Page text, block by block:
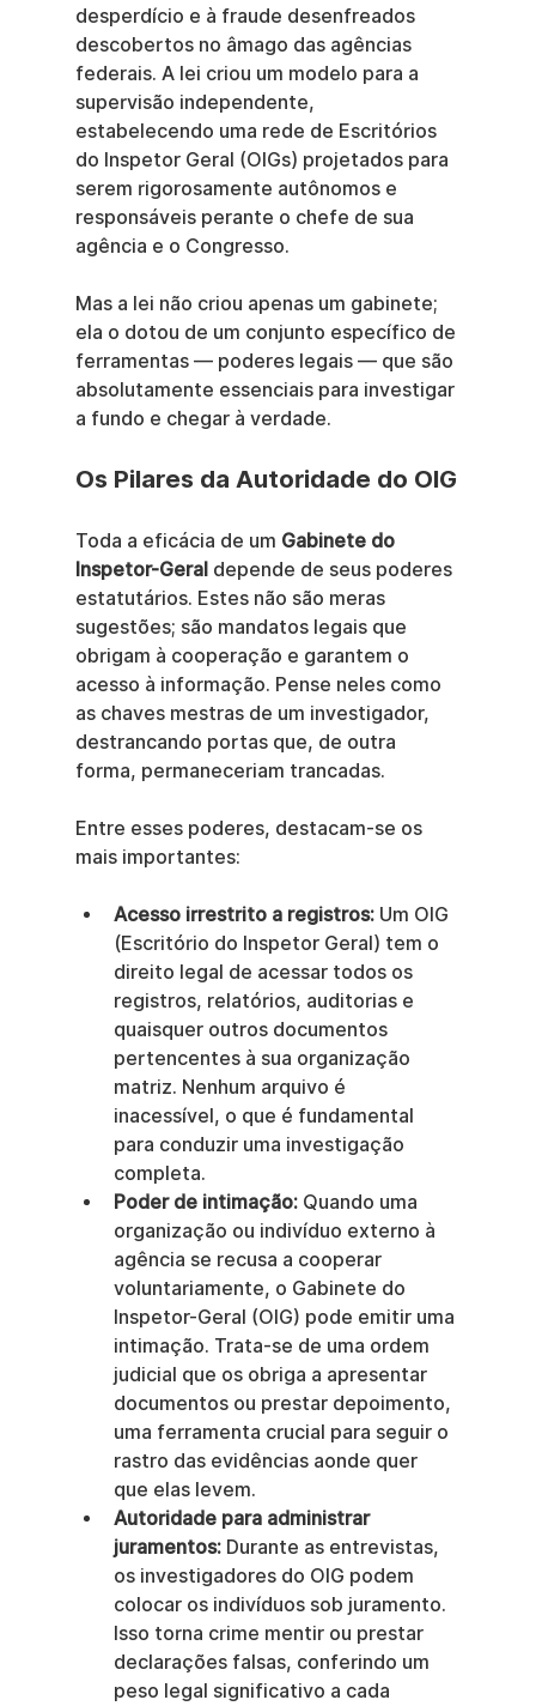
desperdício e à fraude desenfreados
descobertos no âmago das agências
federais. A lei criou um modelo para a
supervisão independente,
estabelecendo uma rede de Escritórios
do Inspetor Geral (OIGs) projetados para
serem rigorosamente autônomos e
responsáveis perante o chefe de sua
agência e o Congresso.
Mas a lei não criou apenas um gabinete;
ela o dotou de um conjunto específico de
ferramentas — poderes legais — que são
absolutamente essenciais para investigar
a fundo e chegar à verdade.
Os Pilares da Autoridade do OIG
Toda a eficácia de um Gabinete do
Inspetor-Geral depende de seus poderes
estatutários. Estes não são meras
sugestões; são mandatos legais que
obrigam à cooperação e garantem o
acesso à informação. Pense neles como
as chaves mestras de um investigador,
destrancando portas que, de outra
forma, permaneceriam trancadas.
Entre esses poderes, destacam-se os
mais importantes:
Acesso irrestrito a registros: Um OIG
(Escritório do Inspetor Geral) tem o
direito legal de acessar todos os
registros, relatórios, auditorias e
quaisquer outros documentos
pertencentes à sua organização
matriz. Nenhum arquivo é
inacessível, o que é fundamental
para conduzir uma investigação
completa.
Poder de intimação: Quando uma
organização ou indivíduo externo à
agência se recusa a cooperar
voluntariamente, o Gabinete do
Inspetor-Geral (OIG) pode emitir uma
intimação. Trata-se de uma ordem
judicial que os obriga a apresentar
documentos ou prestar depoimento,
uma ferramenta crucial para seguir o
rastro das evidências aonde quer
que elas levem.
Autoridade para administrar
juramentos: Durante as entrevistas,
os investigadores do OIG podem
colocar os indivíduos sob juramento.
Isso torna crime mentir ou prestar
declarações falsas, conferindo um
peso legal significativo a cada